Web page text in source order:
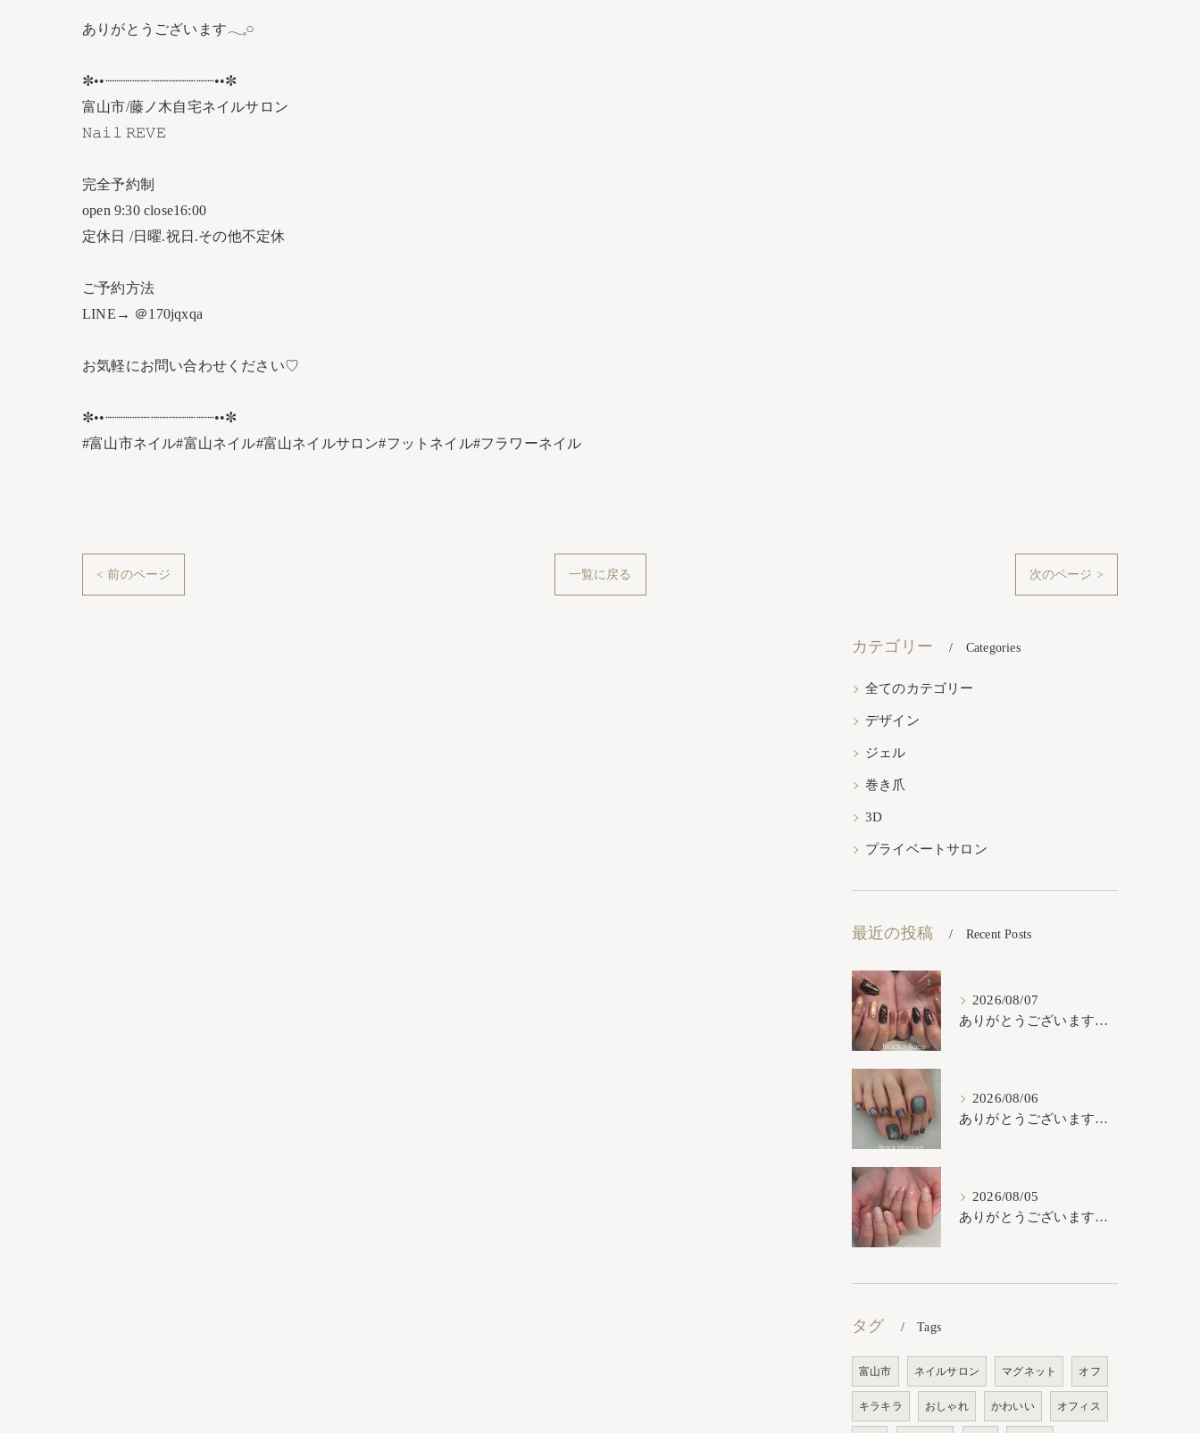
ありがとうございます𓂃𓈒𓏸︎︎︎︎
✼••┈┈┈┈┈┈┈┈┈┈┈┈••✼
富山市/藤ノ木自宅ネイルサロン
𝙽𝚊𝚒𝚕 𝚁𝙴𝚅𝙴
完全予約制
open 9:30 close16:00
定休日 /日曜.祝日.その他不定休
ご予約方法
LINE→ ＠170jqxqa
お気軽にお問い合わせください♡
✼••┈┈┈┈┈┈┈┈┈┈┈┈••✼
#富山市ネイル#富山ネイル#富山ネイルサロン#フットネイル#フラワーネイル
< 前のページ 一覧に戻る 次のページ >
カテゴリー Categories
全てのカテゴリー
デザイン
ジェル
巻き爪
3D
プライベートサロン
最近の投稿 Recent Posts
2026/08/07
ありがとうございます𓂃𓈒𓏸︎︎︎︎
2026/08/06
ありがとうございます𓂃𓈒𓏸︎︎︎︎
2026/08/05
ありがとうございます𓂃𓈒𓏸︎︎︎︎
タグ Tags
富山市 ネイルサロン マグネット オフ
キラキラ おしゃれ かわいい オフィス